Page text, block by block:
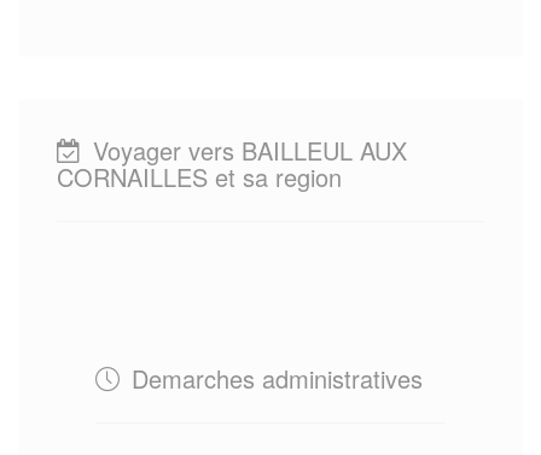
Voyager vers BAILLEUL AUX
CORNAILLES et sa region
Demarches administratives